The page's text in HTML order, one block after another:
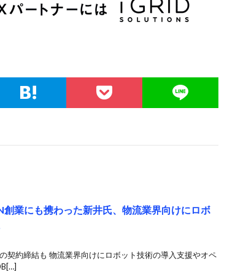
業にも携わった新井氏、物流業界向けにロボ
契約締結も 物流業界向けにロボット技術の導入支援やオペ